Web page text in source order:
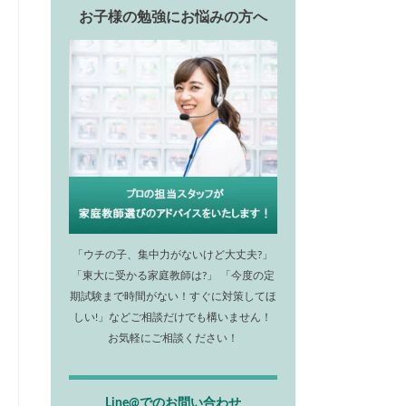
お子様の勉強にお悩みの方へ
「ウチの子、集中力がないけど大丈夫?」
「東大に受かる家庭教師は?」 「今度の定
期試験まで時間がない！すぐに対策してほ
しい!」などご相談だけでも構いません！
お気軽にご相談ください！
Line@でのお問い合わせ